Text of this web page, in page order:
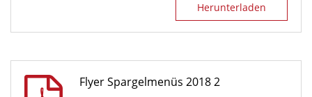
Herunterladen
Flyer Spargelmenüs 2018 2